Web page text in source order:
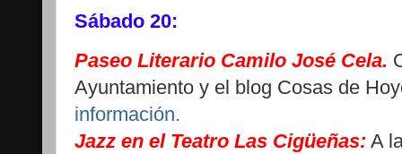
Sábado 20:
Paseo Literario Camilo José Cela.
Ayuntamiento y el blog Cosas de
información.
Jazz en el Teatro Las Cigüeñas: A